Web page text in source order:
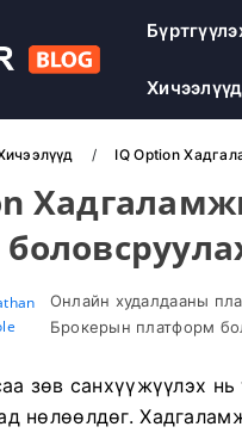
Хичээлүүд
IQ Option
Онлайн худалдааны
Брокерын платформ
зөв санхүүжүүлэх
нөлөөлдөг.